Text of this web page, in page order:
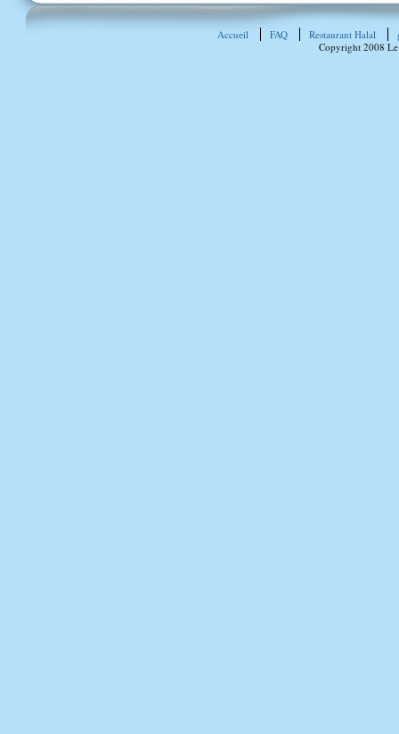
Accueil FAQ Restaurant Halal
Copyright 2008